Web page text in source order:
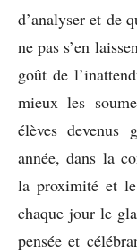
d’analyser et de
ne pas s’en
goût de
mieux les
élèves devenus
année, dans la
la proximité et
chaque jour le
pensée et